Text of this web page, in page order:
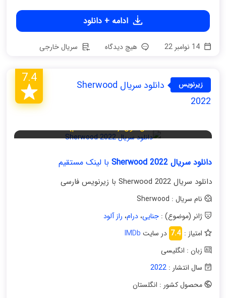
ادامه + دانلود
14 نوامبر 22 هیچ دیدگاه سریال خارجی
زیرنویس
فارسی
دانلود سریال Sherwood
2022
7.4
دانلود سریال Sherwood 2022 با لینک مستقیم
دانلود سریال Sherwood 2022 با زیرنویس فارسی
نام سریال : Sherwood
ژانر (موضوع) :جنایی،درام، راز آلود
امتیاز : 7.4 در سایت IMDb
زبان : انگلیسی
سال انتشار :2022
محصول کشور : انگلستان